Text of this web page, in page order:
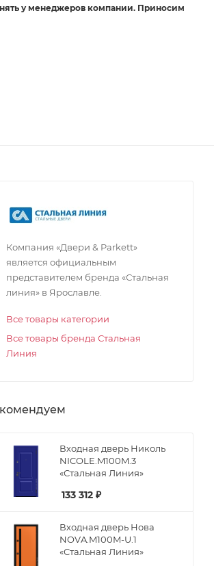
у менеджеров компании. Приносим
Компания «Двери & Parkett»
является официальным
представителем бренда «Стальная
линия» в Ярославле.
Все товары категории
Все товары бренда Стальная
Линия
Входная дверь Николь
NICOLE.M100M.3
«Стальная Линия»
133 312 ₽
Входная дверь Нова
NOVA.M100M-U.1
«Стальная Линия»